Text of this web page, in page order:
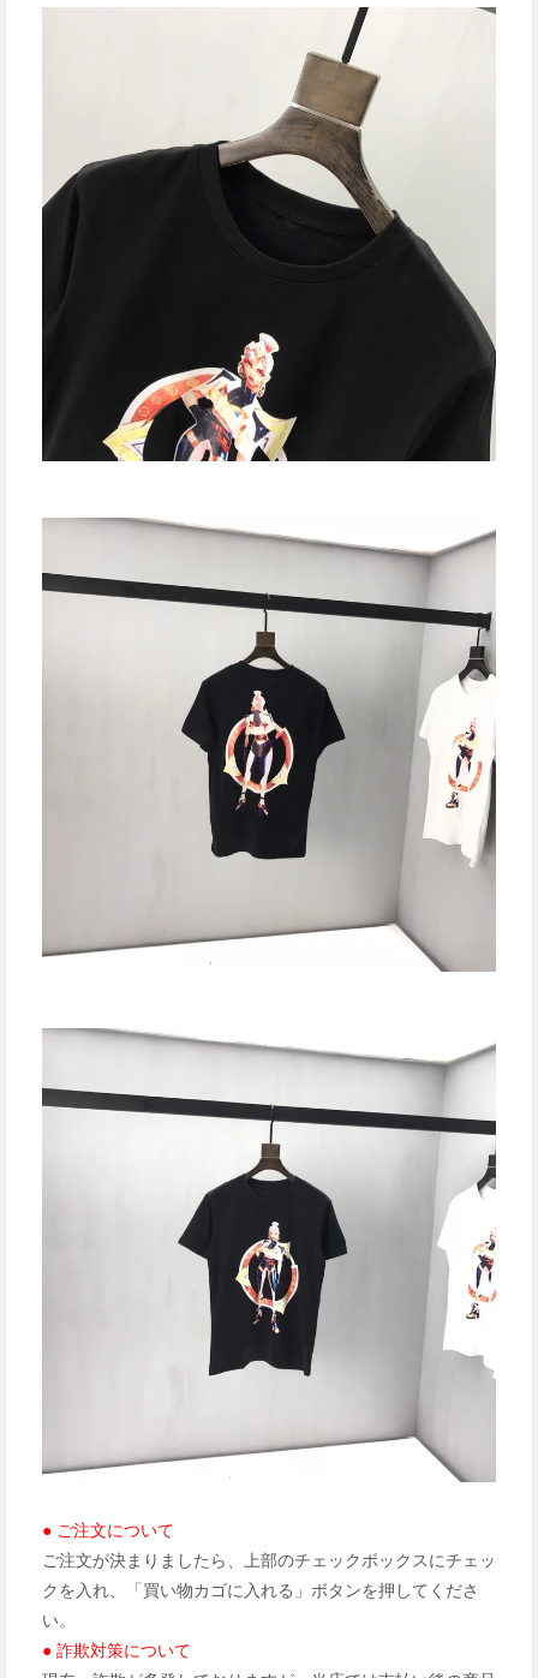
● ご注文について
ご注文が決まりましたら、上部のチェックボックスにチェッ
クを入れ、「買い物カゴに入れる」ボタンを押してくださ
い。
● 詐欺対策について